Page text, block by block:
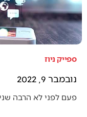
ספייק ניוז
נובמבר 9, 2022
פעם לפני לא הרבה